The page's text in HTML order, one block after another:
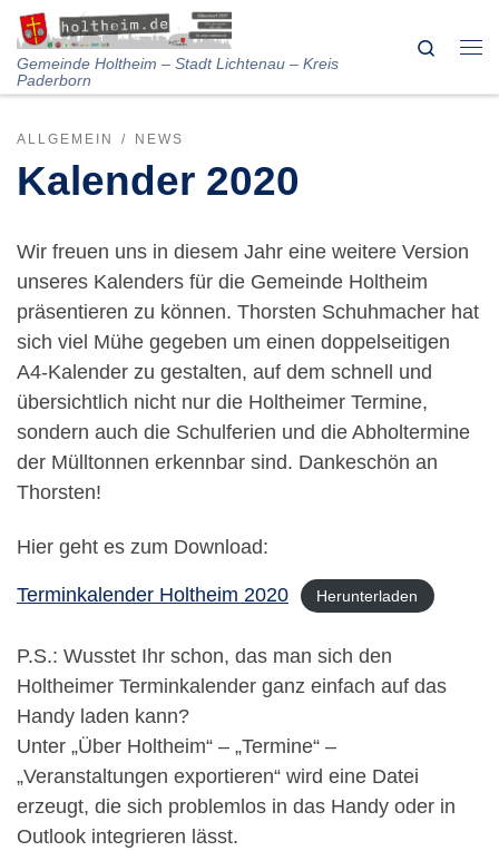
Skip to content
Gemeinde Holtheim – Stadt Lichtenau – Kreis
Paderborn
Search
ALLGEMEIN NEWS
Kalender 2020
Wir freuen uns in diesem Jahr eine weitere Version
unseres Kalenders für die Gemeinde Holtheim
präsentieren zu können. Thorsten Schuhmacher hat
sich viel Mühe gegeben um einen doppelseitigen
A4-Kalender zu gestalten, auf dem schnell und
übersichtlich nicht nur die Holtheimer Termine,
sondern auch die Schulferien und die Abholtermine
der Mülltonnen erkennbar sind. Dankeschön an
Thorsten!
Hier geht es zum Download:
Terminkalender Holtheim 2020 Herunterladen
P.S.: Wusstet Ihr schon, das man sich den
Holtheimer Terminkalender ganz einfach auf das
Handy laden kann?
Unter „Über Holtheim“ – „Termine“ –
„Veranstaltungen exportieren“ wird eine Datei
erzeugt, die sich problemlos in das Handy oder in
Outlook integrieren lässt.